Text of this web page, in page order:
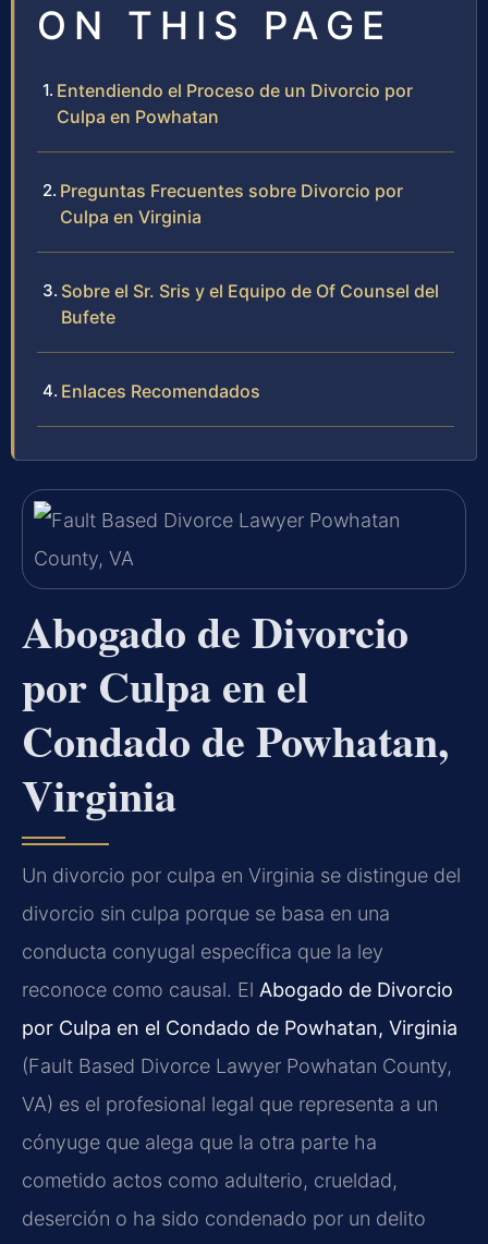
ON THIS PAGE
Entendiendo el Proceso de un Divorcio por
Culpa en Powhatan
Preguntas Frecuentes sobre Divorcio por
Culpa en Virginia
Sobre el Sr. Sris y el Equipo de Of Counsel del
Bufete
Enlaces Recomendados
Abogado de Divorcio
por Culpa en el
Condado de Powhatan,
Virginia
Un divorcio por culpa en Virginia se distingue del
divorcio sin culpa porque se basa en una
conducta conyugal específica que la ley
reconoce como causal. El Abogado de Divorcio
por Culpa en el Condado de Powhatan, Virginia
(Fault Based Divorce Lawyer Powhatan County,
VA) es el profesional legal que representa a un
cónyuge que alega que la otra parte ha
cometido actos como adulterio, crueldad,
deserción o ha sido condenado por un delito